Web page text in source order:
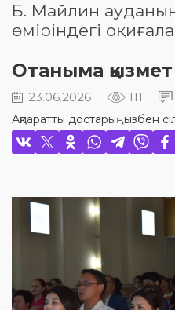
Б. Майлин
өміріндегі
Отаныма қызмет
23.06.2026 111
Ақпаратты достарыңызбен